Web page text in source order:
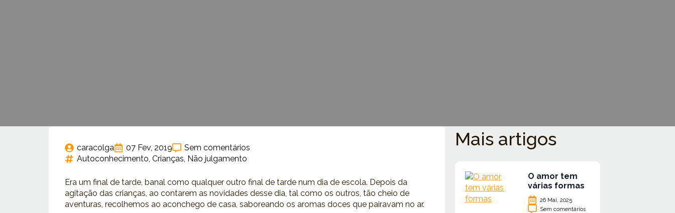
caracolga 07 Fev, 2019
Sem comentários
Autoconhecimento Crianças Não julgamento
Era um final de tarde, banal como qualquer outro final de tarde num dia de escola. Depois da
agitação das crianças, ao contarem as novidades desse dia, tal como os outros, tão cheio de
aventuras, recolhemos ao aconchego de casa, saboreando os aromas doces que pairavam no ar.
Mais artigos
O amor tem
várias formas
26 Mai, 2025
Sem comentários